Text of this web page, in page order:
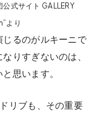
式サイト GALLERY
より
るのがルキーニで
りすぎないのは、
思います。
リブも、その重要